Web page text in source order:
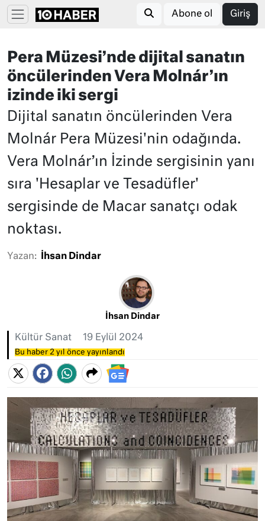
Abone ol Giriş
Pera Müzesi’nde dijital sanatın
öncülerinden Vera Molnár’ın
izinde iki sergi
Dijital sanatın öncülerinden Vera
Molnár Pera Müzesi'nin odağında.
Vera Molnár’ın İzinde sergisinin yanı
sıra 'Hesaplar ve Tesadüfler'
sergisinde de Macar sanatçı odak
noktası.
Yazan: İhsan Dindar
İhsan Dindar
Kültür Sanat 19 Eylül 2024
Bu haber 2 yıl önce yayınlandı